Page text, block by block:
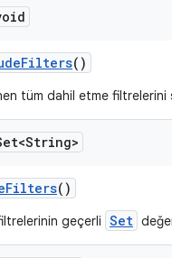
Filters()
tüm dahil etme filtrelerini
Filters()
geçerli Set